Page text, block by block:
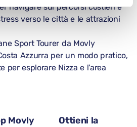
navigare sui percorsi costieri e
verso le città e le attrazioni
Sport Tourer da Movly
Azzurra per un modo pratico,
per esplorare Nizza e l'area
Movly
Ottieni la